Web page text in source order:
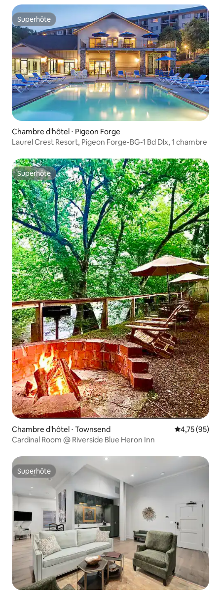
Superhôte
Superhôte
Chambre d'hôtel ⋅ Pigeon Forge
Laurel Crest Resort, Pigeon Forge-BG-1 Bd Dlx, 1 chambre
Superhôte
Superhôte
Chambre d'hôtel ⋅ Townsend Évaluation
4,75 (95)
Cardinal Room @ Riverside Blue Heron Inn
Superhôte
Superhôte